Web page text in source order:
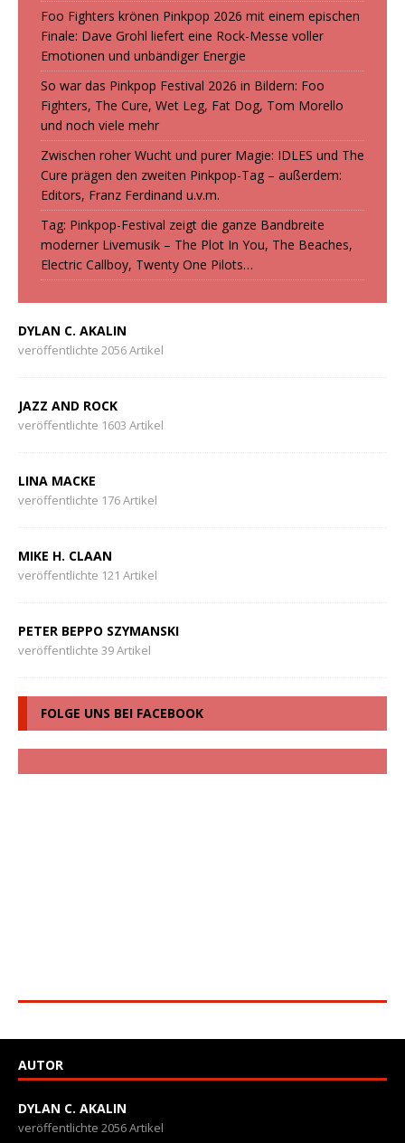
Foo Fighters krönen Pinkpop 2026 mit einem epischen
Finale: Dave Grohl liefert eine Rock-Messe voller
Emotionen und unbändiger Energie
So war das Pinkpop Festival 2026 in Bildern: Foo
Fighters, The Cure, Wet Leg, Fat Dog, Tom Morello
und noch viele mehr
Zwischen roher Wucht und purer Magie: IDLES und The
Cure prägen den zweiten Pinkpop-Tag – außerdem:
Editors, Franz Ferdinand u.v.m.
Tag: Pinkpop-Festival zeigt die ganze Bandbreite
moderner Livemusik – The Plot In You, The Beaches,
Electric Callboy, Twenty One Pilots…
DYLAN C. AKALIN
veröffentlichte 2056 Artikel
JAZZ AND ROCK
veröffentlichte 1603 Artikel
LINA MACKE
veröffentlichte 176 Artikel
MIKE H. CLAAN
veröffentlichte 121 Artikel
PETER BEPPO SZYMANSKI
veröffentlichte 39 Artikel
FOLGE UNS BEI FACEBOOK
AUTOR
DYLAN C. AKALIN
veröffentlichte 2056 Artikel